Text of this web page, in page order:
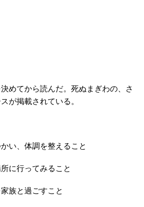
めてから読んだ。死ぬまぎわの、さ
が掲載されている。
い、体調を整えること
に行ってみること
族と過ごすこと